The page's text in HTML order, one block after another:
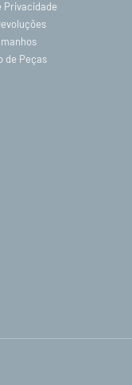
Privacidade
de Peças